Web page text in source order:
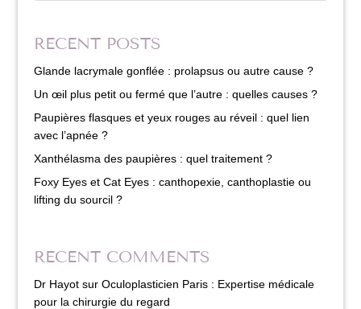
RECENT POSTS
Glande lacrymale gonflée : prolapsus ou autre cause ?
Un œil plus petit ou fermé que l’autre : quelles causes ?
Paupières flasques et yeux rouges au réveil : quel lien
avec l’apnée ?
Xanthélasma des paupières : quel traitement ?
Foxy Eyes et Cat Eyes : canthopexie, canthoplastie ou
lifting du sourcil ?
RECENT COMMENTS
Dr Hayot surOculoplasticien Paris : Expertise médicale
pour la chirurgie du regard